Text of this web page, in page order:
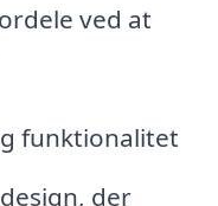
ved at
funktionalitet
der